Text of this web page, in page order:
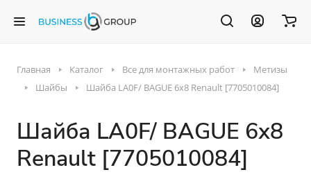
Главная Каталог Все для монтажных работ
Метизы
Шайбы
Шайба LA0F/ BAGUE 6x8 Renault [7705010084]
Шайба LA0F/ BAGUE 6x8
Renault [7705010084]